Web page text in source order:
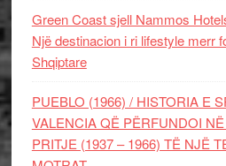
Green Coast sjell Nammos
Një destinacion i ri lifestyle merr
Shqiptare
PUEBLO (1966) / HISTORIA E
VALENCIA QË PËRFUNDOI
PRITJE (1937 – 1966) TË NJË